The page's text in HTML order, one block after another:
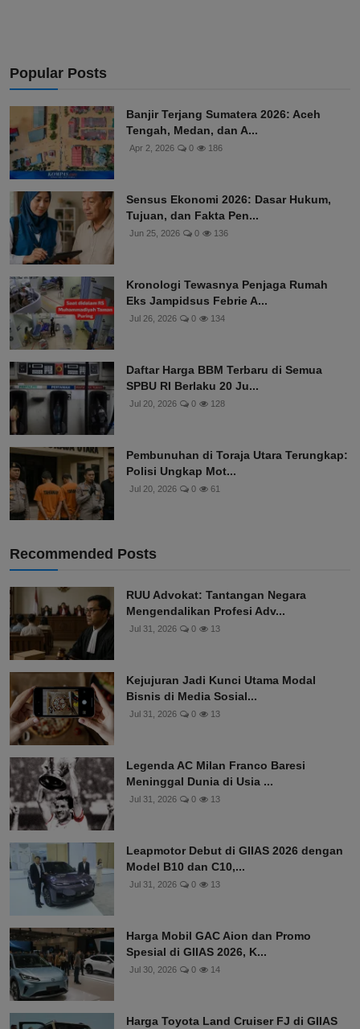
Popular Posts
Banjir Terjang Sumatera 2026: Aceh
Tengah, Medan, dan A...
Apr 2, 2026 0 186
Sensus Ekonomi 2026: Dasar Hukum,
Tujuan, dan Fakta Pen...
Jun 25, 2026 0 136
Kronologi Tewasnya Penjaga Rumah
Eks Jampidsus Febrie A...
Jul 26, 2026 0 134
Daftar Harga BBM Terbaru di Semua
SPBU RI Berlaku 20 Ju...
Jul 20, 2026 0 128
Pembunuhan di Toraja Utara Terungkap:
Polisi Ungkap Mot...
Jul 20, 2026 0 61
Recommended Posts
RUU Advokat: Tantangan Negara
Mengendalikan Profesi Adv...
Jul 31, 2026 0 13
Kejujuran Jadi Kunci Utama Modal
Bisnis di Media Sosial...
Jul 31, 2026 0 13
Legenda AC Milan Franco Baresi
Meninggal Dunia di Usia ...
Jul 31, 2026 0 13
Leapmotor Debut di GIIAS 2026 dengan
Model B10 dan C10,...
Jul 31, 2026 0 13
Harga Mobil GAC Aion dan Promo
Spesial di GIIAS 2026, K...
Jul 30, 2026 0 14
Harga Toyota Land Cruiser FJ di GIIAS